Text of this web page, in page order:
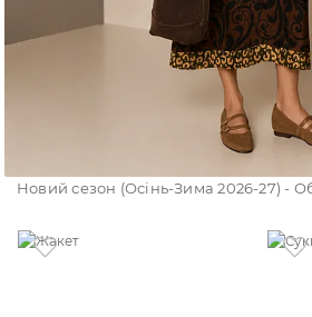
Новий сезон (Осінь-Зима 2026-27) -